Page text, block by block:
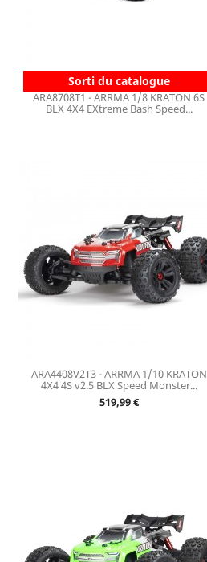
Sorti du catalogue
ARA8708T1 - ARRMA 1/8 KRATON 6S
BLX 4X4 EXtreme Bash Speed...
ARA4408V2T3 - ARRMA 1/10 KRATON
4X4 4S v2.5 BLX Speed Monster...
Prix
519,99 €